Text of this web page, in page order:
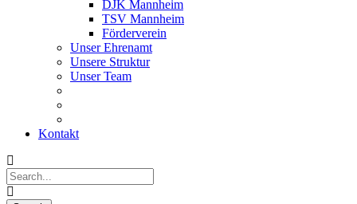
DJK Mannheim
TSV Mannheim
Förderverein
Unser Ehrenamt
Unsere Struktur
Unser Team
Kontakt